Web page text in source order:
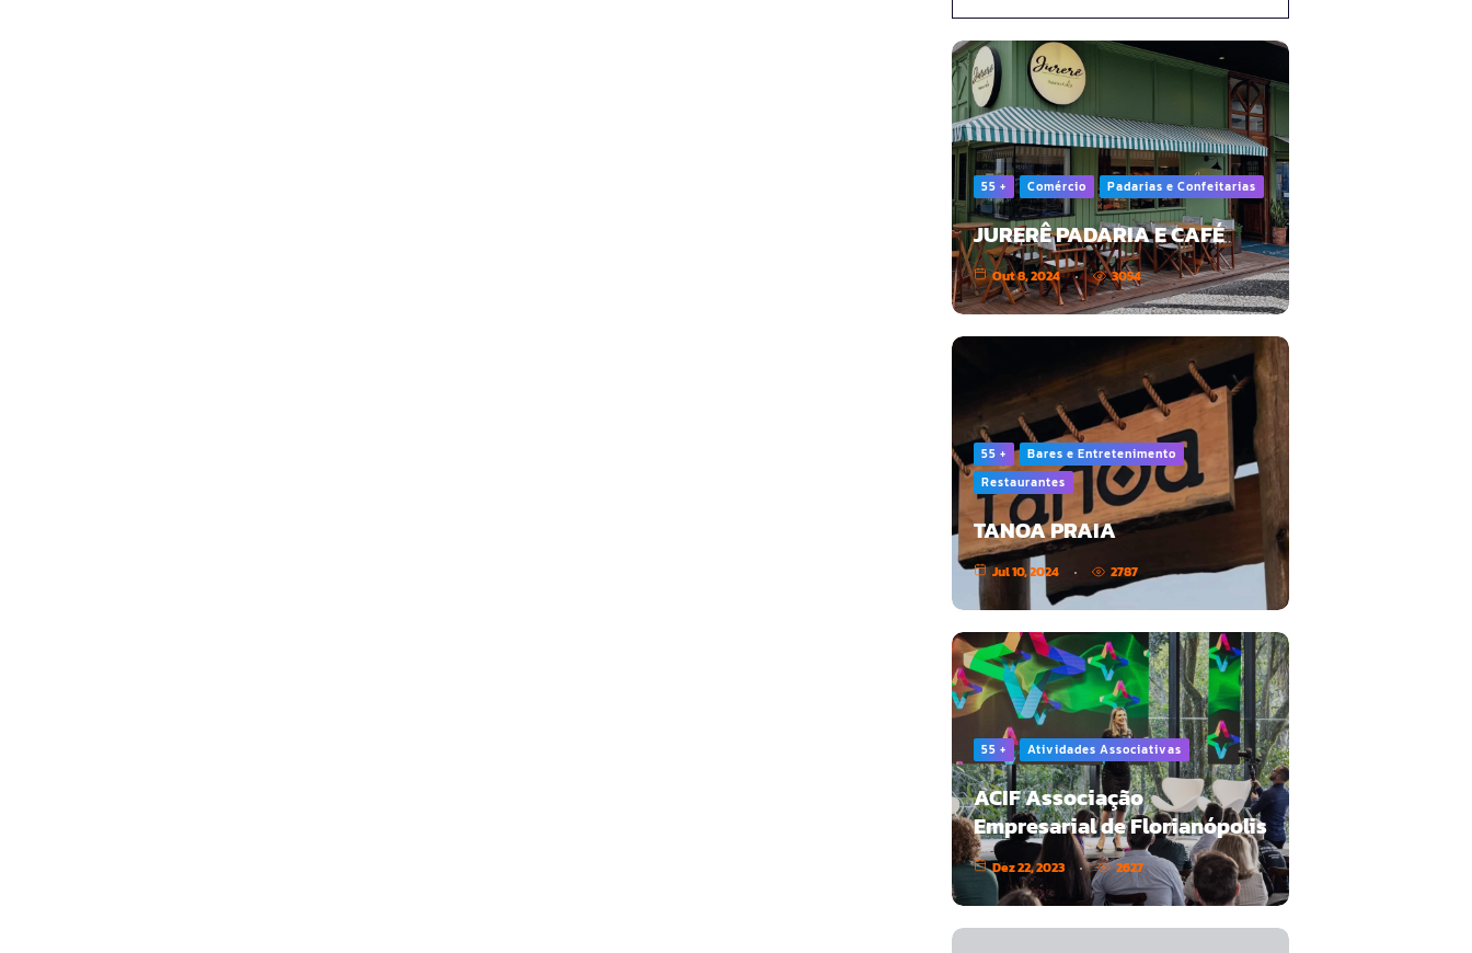
55 + Comércio Padarias e Confeitarias
JURERÊ PADARIA E CAFÉ
Out 8, 2024 3054
55 +
Bares e Entretenimento
Restaurantes
TANOA PRAIA
Jul 10, 2024 2787
55 + Atividades Associativas
ACIF Associação
Empresarial de Florianópolis
Dez 22, 2023 2627